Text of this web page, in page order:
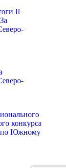
II
конкурса
по Южному